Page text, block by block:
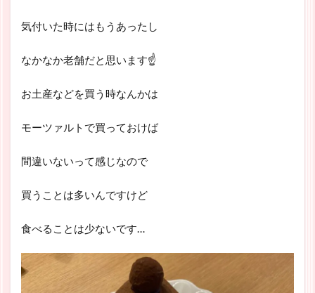
気付いた時にはもうあったし
なかなか老舗だと思います☝
お土産などを買う時なんかは
モーツァルトで買っておけば
間違いないって感じなので
買うことは多いんですけど
食べることは少ないです…